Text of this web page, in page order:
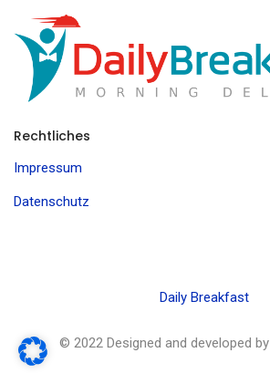
Rechtliches
Impressum
Datenschutz
Daily Breakfast
© 2022 Designed and developed by